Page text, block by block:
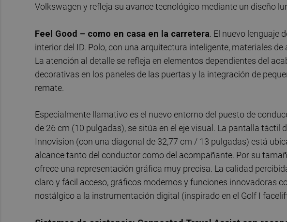
Volkswagen y refleja su avance tecnológico mediante un diseño
Feel Good – como en casa en la carretera. El nuevo lenguaje
interior del ID. Polo, con una arquitectura inteligente, materiales
La atención al detalle se refleja en elementos dependientes del
decorativas en los paneles de las puertas y la integración de
remate.
Especialmente llamativo es el nuevo entorno del puesto de
de 26 cm (10 pulgadas), se sitúa en el eje visual. La pantalla táctil
Innovision (con una diagonal de 32,77 cm / 13 pulgadas) está
alcance tanto del conductor como del acompañante. Por su
ofrece una representación gráfica muy precisa. La calidad
claro y fácil acceso, gráficos modernos y funciones innovadoras
nostálgico a la instrumentación digital (inspirado en el Golf I